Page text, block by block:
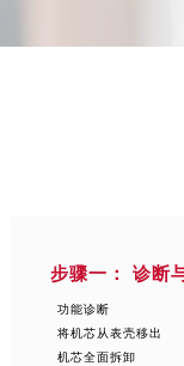
山东省德州
山东省临
山东省日
山东省潍坊
步骤一： 诊断
功能诊断
将机芯从表壳移出
机芯全面拆卸